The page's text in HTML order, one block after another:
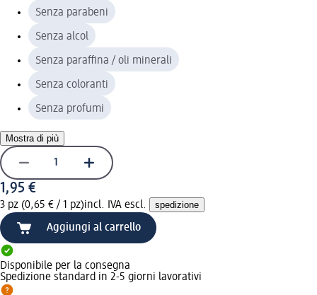
Senza parabeni
Senza alcol
Senza paraffina / oli minerali
Senza coloranti
Senza profumi
Mostra di più
1,95 €
3 pz (0,65 € / 1 pz)incl. IVA escl. spedizione
Aggiungi al carrello
Disponibile per la consegna
Spedizione standard in 2-5 giorni lavorativi